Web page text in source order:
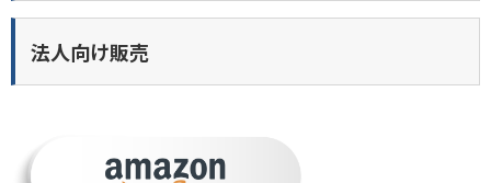
法人向け販売